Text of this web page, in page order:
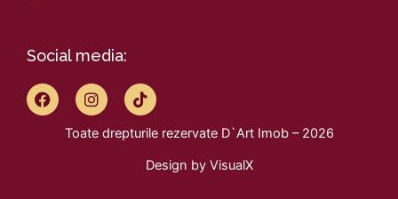
Social media:
F
a
I
n
t
T
i
t
k
Toate drepturile rezervate D`Art Imob – 2026
Design by VisualX